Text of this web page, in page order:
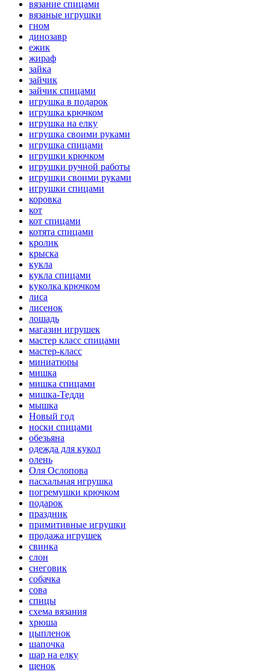
вязание спицами
вязаные игрушки
гном
динозавр
ежик
жираф
зайка
зайчик
зайчик спицами
игрушка в подарок
игрушка крючком
игрушка на елку
игрушка своими руками
игрушка спицами
игрушки крючком
игрушки ручной работы
игрушки своими руками
игрушки спицами
коровка
кот
кот спицами
котята спицами
кролик
крыска
кукла
кукла спицами
куколка крючком
лиса
лисенок
лошадь
магазин игрушек
мастер класс спицами
мастер-класс
миниатюры
мишка
мишка спицами
мишка-Тедди
мышка
Новый год
носки спицами
обезьяна
одежда для кукол
олень
Оля Ослопова
пасхальная игрушка
погремушки крючком
подарок
праздник
примитивные игрушки
продажа игрушек
свинка
слон
снеговик
собачка
сова
спицы
схема вязания
хрюша
цыпленок
шапочка
шар на елку
щенок